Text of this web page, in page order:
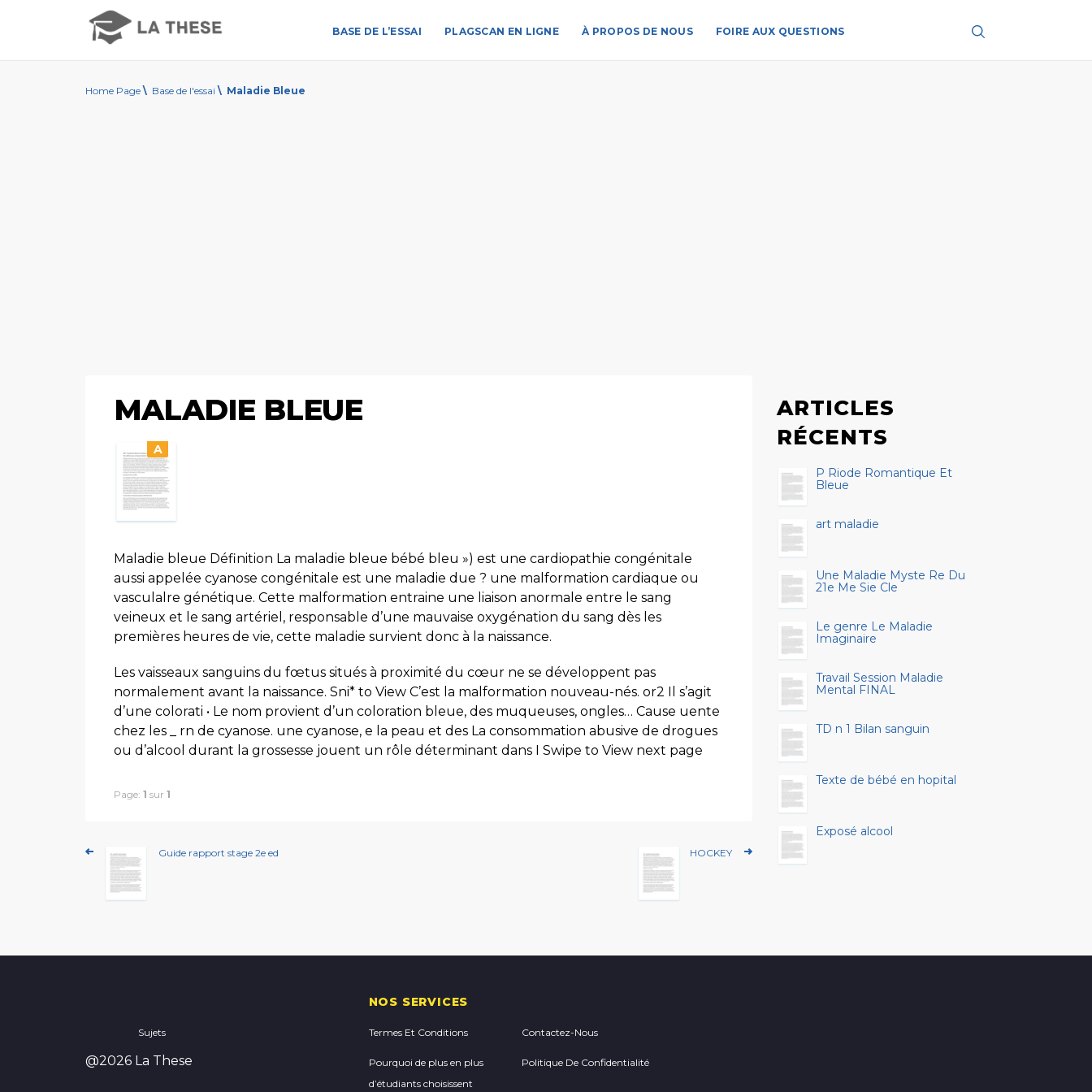
BASE DE L’ESSAI PLAGSCAN EN LIGNE À PROPOS DE NOUS FOIRE AUX QUESTIONS
Home Page \ Base de l'essai \ Maladie Bleue
MALADIE BLEUE
A
Maladie bleue Définition La maladie bleue bébé bleu ») est une cardiopathie congénitale
aussi appelée cyanose congénitale est une maladie due ? une malformation cardiaque ou
vasculalre génétique. Cette malformation entraine une liaison anormale entre le sang
veineux et le sang artériel, responsable d’une mauvaise oxygénation du sang dès les
premières heures de vie, cette maladie survient donc à la naissance.
Les vaisseaux sanguins du fœtus situés à proximité du cœur ne se développent pas
normalement avant la naissance. Sni* to View C’est la malformation nouveau-nés. or2 Il s’agit
d’une colorati • Le nom provient d’un coloration bleue, des muqueuses, ongles… Cause uente
chez les _ rn de cyanose. une cyanose, e la peau et des La consommation abusive de drogues
ou d’alcool durant la grossesse jouent un rôle déterminant dans I Swipe to View next page
Page: 1 sur 1
Guide rapport stage 2e ed HOCKEY
ARTICLES
RÉCENTS
P Riode Romantique Et
Bleue
art maladie
Une Maladie Myste Re Du
21e Me Sie Cle
Le genre Le Maladie
Imaginaire
Travail Session Maladie
Mental FINAL
TD n 1 Bilan sanguin
Texte de bébé en hopital
Exposé alcool
Sujets
@2026 La These
NOS SERVICES
Termes Et Conditions Contactez-Nous
Pourquoi de plus en plus
d’étudiants choisissent
Politique De Confidentialité